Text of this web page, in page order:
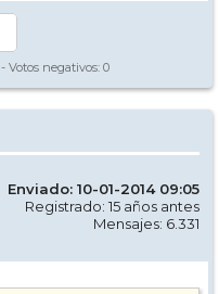
- Votos negativos: 0
Enviado: 10-01-2014 09:05
Registrado: 15 años antes
Mensajes: 6.331